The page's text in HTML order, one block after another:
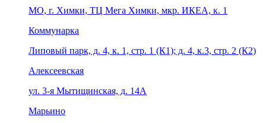
МО, г. Химки, ТЦ Мега Химки, мкр. ИКЕА, к. 1
Коммунарка
Липовый парк, д. 4, к. 1, стр. 1 (К1); д. 4, к.3, стр. 2 (К2)
Алексеевская
ул. 3-я Мытищинская, д. 14А
Марьино